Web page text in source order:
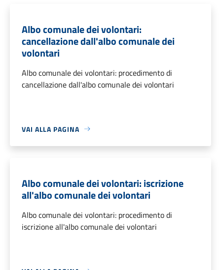
Albo comunale dei volontari:
cancellazione dall'albo comunale dei
volontari
Albo comunale dei volontari: procedimento di
cancellazione dall'albo comunale dei volontari
VAI ALLA PAGINA
Albo comunale dei volontari: iscrizione
all'albo comunale dei volontari
Albo comunale dei volontari: procedimento di
iscrizione all'albo comunale dei volontari